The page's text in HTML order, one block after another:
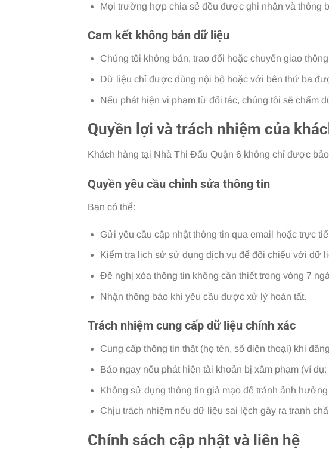
Mọi trường hợp chia sẻ đều được ghi nhận và thông
Cam kết không bán dữ liệu
Chúng tôi không bán, trao đổi hoặc chuyển giao
Dữ liệu chỉ được dùng nội bộ hoặc với bên thứ ba
Nếu phát hiện vi phạm từ đối tác, chúng tôi sẽ chấm
Quyền lợi và trách nhiệm của
Khách hàng tại Nhà Thi Đấu Quận 6 không chỉ được
Quyền yêu cầu chỉnh sửa thông tin
Bạn có thể:
Gửi yêu cầu cập nhật thông tin qua email hoặc trực
Kiểm tra lịch sử sử dụng dịch vụ để đối chiếu với dữ
Đề nghị xóa thông tin không cần thiết trong vòng 7
Nhận thông báo khi yêu cầu được xử lý hoàn tất.
Trách nhiệm cung cấp dữ liệu chính xác
Cung cấp thông tin thật (họ tên, số điện thoại) khi
Báo ngay nếu phát hiện tài khoản bị xâm phạm (ví
Không sử dụng thông tin giả mạo để tránh ảnh
Chịu trách nhiệm nếu dữ liệu sai lệch gây ra tranh
Chính sách cập nhật và liên hệ